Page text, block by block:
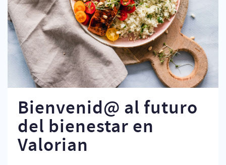
Bienvenid@ al futuro
del bienestar en
Valorian